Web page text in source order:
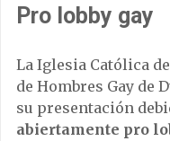
Pro lobby gay
La Iglesia Católica
de Hombres Gay de
su presentación
abiertamente pro